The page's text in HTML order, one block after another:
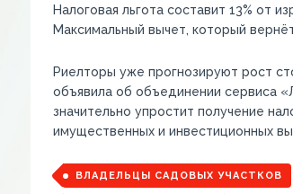
Налоговая льгота составит 13% от
Максимальный вычет, который
Риелторы уже прогнозируют рост
объявила об объединении сервиса
значительно упростит получение
имущественных и инвестиционных
ВЛАДЕЛЬЦЫ САДОВЫХ УЧАСТКОВ